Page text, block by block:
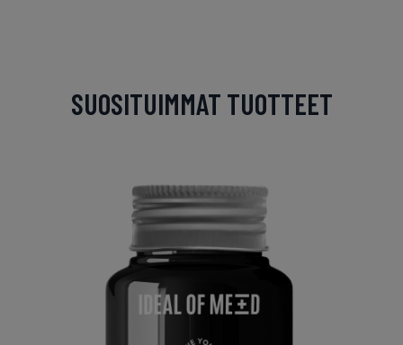
SUOSITUIMMAT TUOTTEET